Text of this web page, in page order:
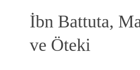
İbn Battuta,
ve Öteki